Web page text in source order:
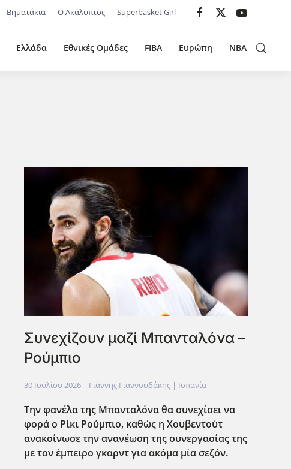
Βηματάκια Ο Ακάλυπτος Superbasket Girl
Ελλάδα Εθνικές Ομάδες FIBA Ευρώπη NBA
Συνεχίζουν μαζί Μπανταλόνα –
Ρούμπιο
30 Ιουλίου 2026| Γιάννης Γιαννουδάκης | Ισπανία
Την φανέλα της Μπανταλόνα θα συνεχίσει να
φορά ο Ρίκι Ρούμπιο, καθώς η Χουβεντούτ
ανακοίνωσε την ανανέωση της συνεργασίας της
με τον έμπειρο γκαρντ για ακόμα μία σεζόν.